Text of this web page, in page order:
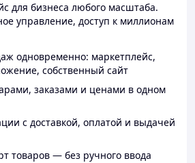
для бизнеса любого масштаба.
управление, доступ к миллионам
одновременно: маркетплейс,
собственный сайт
заказами и ценами в одном
с доставкой, оплатой и выдачей
товаров — без ручного ввода